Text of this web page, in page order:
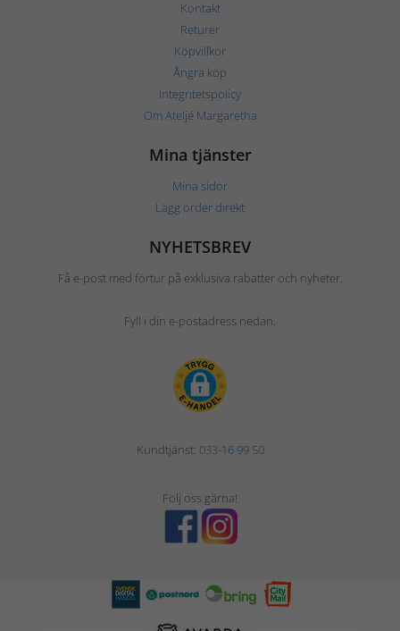
Kontakt
Returer
Köpvillkor
Ångra köp
Integritetspolicy
Om Ateljé Margaretha
Mina tjänster
Mina sidor
Lägg order direkt
NYHETSBREV
Få e-post med förtur på exklusiva rabatter och nyheter.
Fyll i din e-postadress nedan.
Kundtjänst: 033-16 99 50
Följ oss gärna!